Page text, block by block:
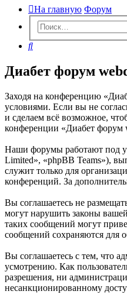
На главную Форум
Поиск
Диабет форум
Заходя на конференцию
условиями. Если вы не
и сделаем всё возможное,
конференции «Диабет форум
Наши форумы работают под
Limited», «phpBB Teams»),
служит только для
конференций. За
Вы соглашаетесь не
могут нарушить законы
таких сообщений могут
сообщений сохраняются для
Вы соглашаетесь с тем, что
усмотрению. Как
разрешения, ни
несанкционированному